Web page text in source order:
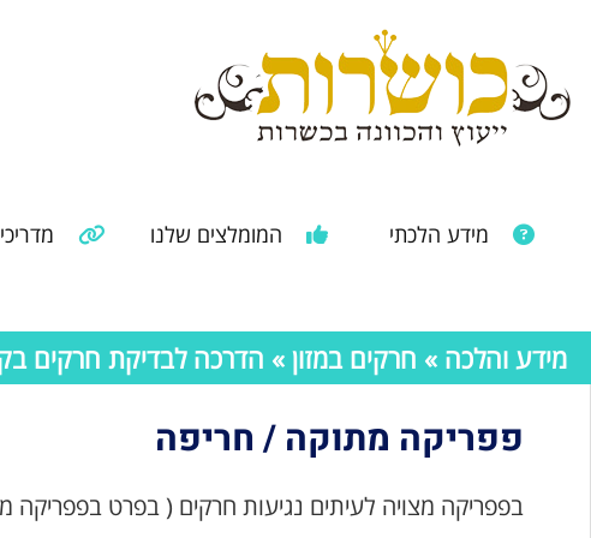
מידע הלכתי המומלצים שלנו
מידע והלכה » חרקים במזון » הדרכה לבדיקת חרקים
פפריקה מתוקה / חריפה
בפפריקה מצויה לעיתים נגיעות חרקים ( בפרט בפפריקה